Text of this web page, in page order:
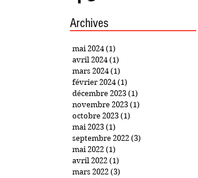
Archives
mai 2024 (1)
avril 2024 (1)
mars 2024 (1)
février 2024 (1)
décembre 2023 (1)
novembre 2023 (1)
octobre 2023 (1)
mai 2023 (1)
septembre 2022 (3)
mai 2022 (1)
avril 2022 (1)
mars 2022 (3)